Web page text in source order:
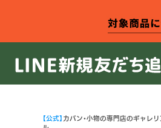
【公式】 カバン・小物の専門店のギャレ